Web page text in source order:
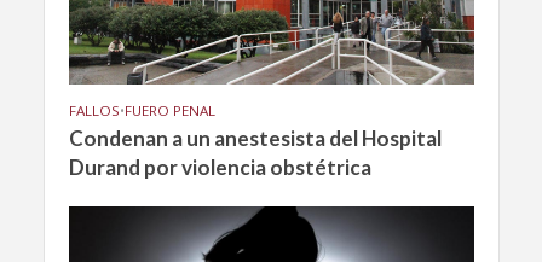
FALLOS•FUERO PENAL
Condenan a un anestesista del Hospital
Durand por violencia obstétrica